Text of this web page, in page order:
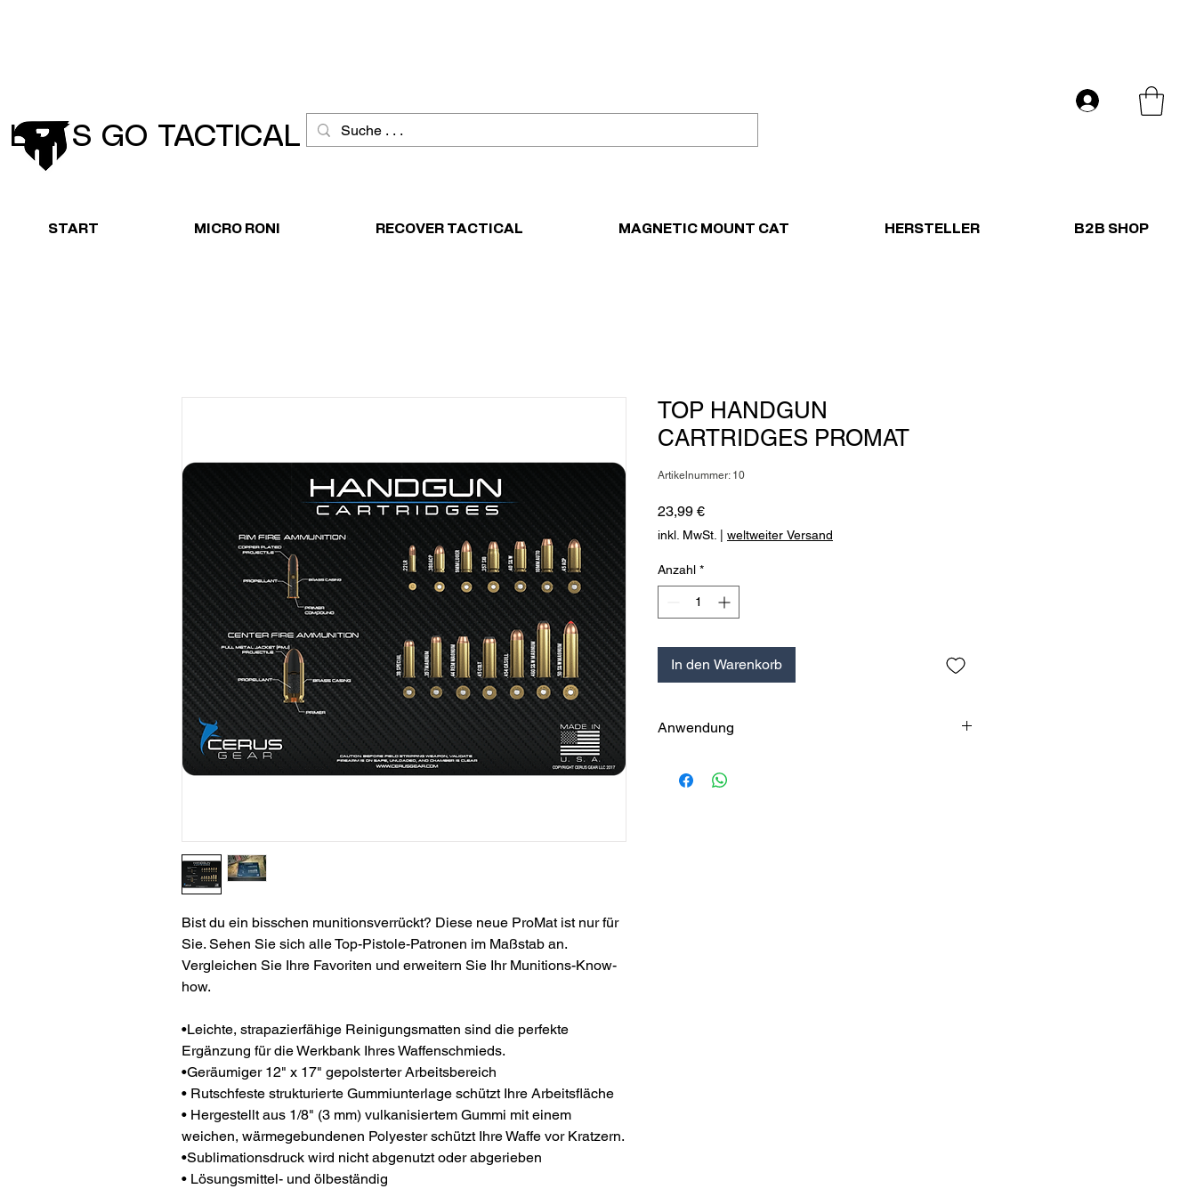
Anmelden
LET´S GO TACTICAL
START MICRO RONI RECOVER TACTICAL MAGNETIC MOUNT CAT HERSTELLER B2B SHOP
Bist du ein bisschen munitionsverrückt? Diese neue ProMat ist nur für
Sie. Sehen Sie sich alle Top-Pistole-Patronen im Maßstab an.
Vergleichen Sie Ihre Favoriten und erweitern Sie Ihr Munitions-Know-
how.
•Leichte, strapazierfähige Reinigungsmatten sind die perfekte
Ergänzung für die Werkbank Ihres Waffenschmieds.
•Geräumiger 12" x 17" gepolsterter Arbeitsbereich
• Rutschfeste strukturierte Gummiunterlage schützt Ihre Arbeitsfläche
• Hergestellt aus 1/8" (3 mm) vulkanisiertem Gummi mit einem
weichen, wärmegebundenen Polyester schützt Ihre Waffe vor Kratzern.
•Sublimationsdruck wird nicht abgenutzt oder abgerieben
• Lösungsmittel- und ölbeständig
TOP HANDGUN
CARTRIDGES PROMAT
Artikelnummer: 10
23,99 €Preis
inkl. MwSt. weltweiter Versand
Anzahl *
In den Warenkorb
Anwendung
Aufrollbar für eine einfache und kompakte